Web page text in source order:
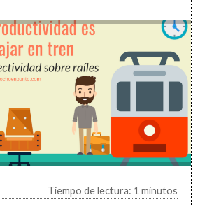
Tiempo de lectura: 1 minutos